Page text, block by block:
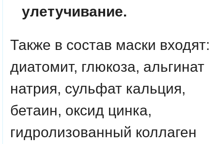
улетучивание.
Также в состав маски входят:
диатомит, глюкоза, альгинат
натрия, сульфат кальция,
бетаин, оксид цинка,
гидролизованный коллаген